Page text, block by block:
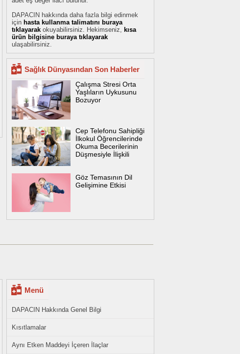
DAPACIN hakkında daha fazla bilgi edinmek
için hasta kullanma talimatını buraya
tıklayarak okuyabilirsiniz. Hekimseniz, kısa
ürün bilgisine buraya tıklayarak
ulaşabilirsiniz.
Sağlık Dünyasından Son Haberler
Çalışma Stresi Orta
Yaşlıların Uykusunu
Bozuyor
Cep Telefonu Sahipliği
İlkokul Öğrencilerinde
Okuma Becerilerinin
Düşmesiyle İlişkili
Göz Temasının Dil
Gelişimine Etkisi
Menü
DAPACIN Hakkında Genel Bilgi
Kısıtlamalar
Aynı Etken Maddeyi İçeren İlaçlar